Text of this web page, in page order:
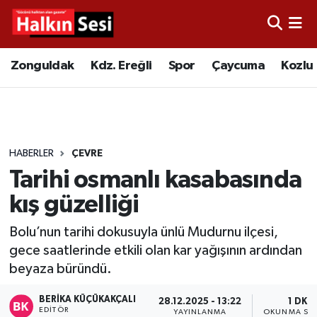
Zonguldak Kdz. Ereğli Spor Çaycuma Kozlu
HABERLER ÇEVRE
Tarihi osmanlı kasabasında
kış güzelliği
Bolu’nun tarihi dokusuyla ünlü Mudurnu ilçesi,
gece saatlerinde etkili olan kar yağışının ardından
beyaza büründü.
BERIKA KÜÇÜKAKÇALI
EDITÖR
28.12.2025 - 13:22
YAYINLANMA
1 DK
OKUNMA
Video
Çaycuma
Alaplı
Asayiş
Bartın
Karabük
Merkez Hava Durumu
Süper Lig Puan Durumu ve Fikstür
Tüm Manşetler
Son Dakika Haberleri
Haber Arşivi